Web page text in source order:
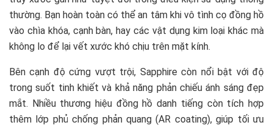
thường. Bạn hoàn toàn có thể an tâm khi vô tình cọ đồng hồ
vào chìa khóa, cạnh bàn, hay các vật dụng kim loại khác mà
không lo để lại vết xước khó chịu trên mặt kính.
Bên cạnh độ cứng vượt trội, Sapphire còn nổi bật với độ
trong suốt tinh khiết và khả năng phản chiếu ánh sáng đẹp
mắt. Nhiều thương hiệu đồng hồ danh tiếng còn tích hợp
thêm lớp phủ chống phản quang (AR coating), giúp tối ưu